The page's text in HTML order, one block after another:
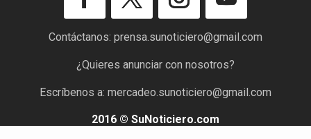
Contáctanos: prensa.sunoticiero@gmail.com
¿Quieres anunciar con nosotros?
Escríbenos a: mercadeo.sunoticiero@gmail.com
2016 © SuNoticiero.com